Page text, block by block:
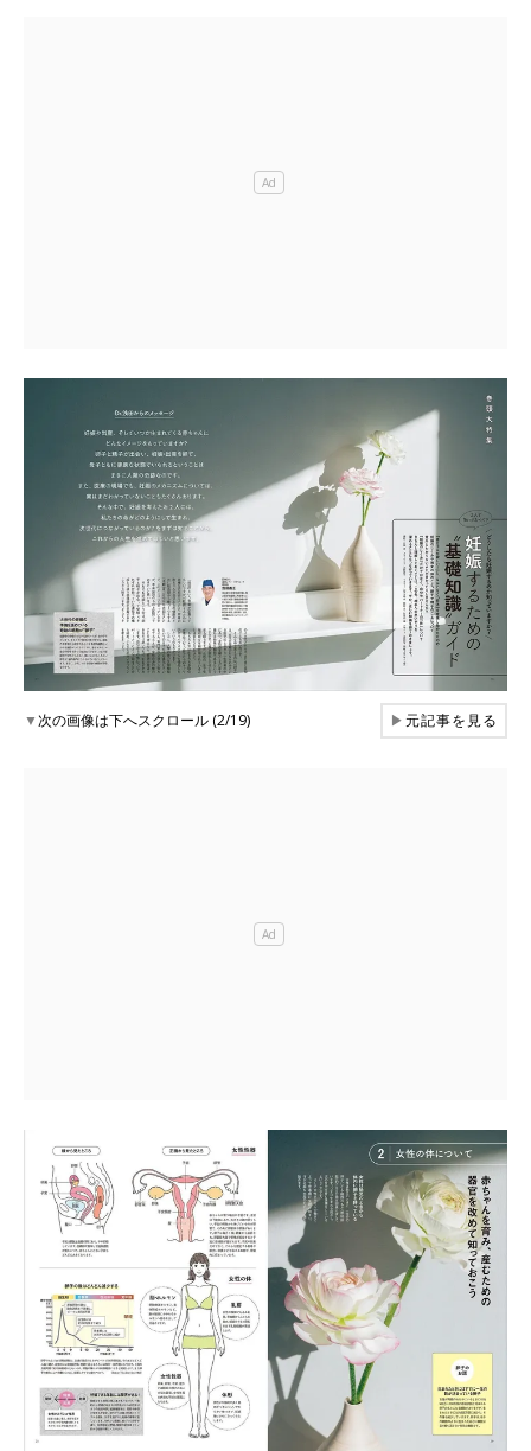
▼次の画像は下へスクロール (2/19) ▶元記事を見る